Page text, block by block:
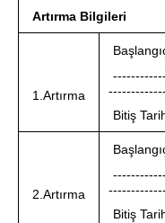
Artırma Bilgileri
1.Artırma
Bitiş
2.Artırma
Bitiş